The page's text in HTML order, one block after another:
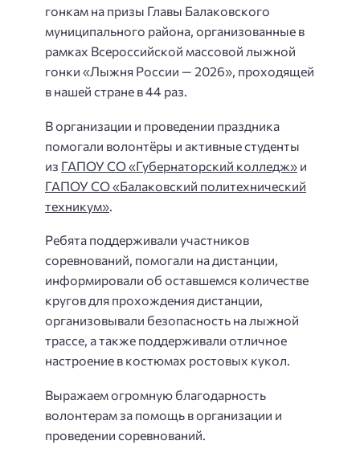
гонкам на призы Главы Балаковского
муниципального района, организованные в
рамках Всероссийской массовой лыжной
гонки «Лыжня России — 2026», проходящей
в нашей стране в 44 раз.
В организации и проведении праздника
помогали волонтёры и активные студенты
из ГАПОУ СО «Губернаторский колледж» и
ГАПОУ СО «Балаковский политехнический
техникум».
Ребята поддерживали участников
соревнований, помогали на дистанции,
информировали об оставшемся количестве
кругов для прохождения дистанции,
организовывали безопасность на лыжной
трассе, а также поддерживали отличное
настроение в костюмах ростовых кукол.
Выражаем огромную благодарность
волонтерам за помощь в организации и
проведении соревнований.